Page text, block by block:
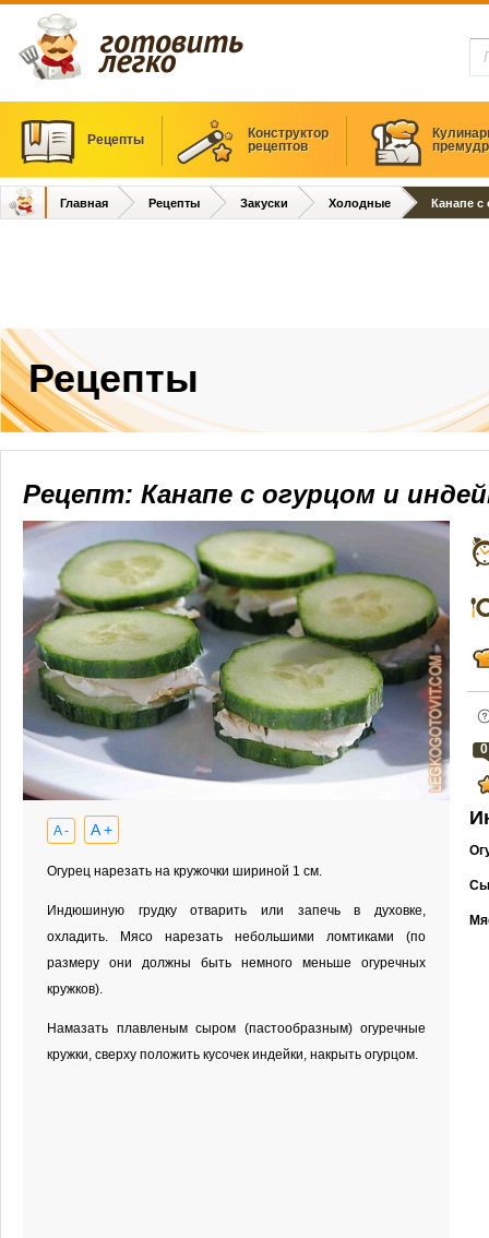
Рецепты
Конструктор
рецептов
Главная Рецепты Закуски Холодные Канапе с
Рецепты
Рецепт: Канапе с огурцом и
A - A +
Огурец нарезать на кружочки шириной 1 см.
Индюшиную грудку отварить или запечь в духовке,
охладить. Мясо нарезать небольшими ломтиками (по
размеру они должны быть немного меньше огуречных
кружков).
Намазать плавленым сыром (пастообразным) огуречные
кружки, сверху положить кусочек индейки, накрыть огурцом.
0